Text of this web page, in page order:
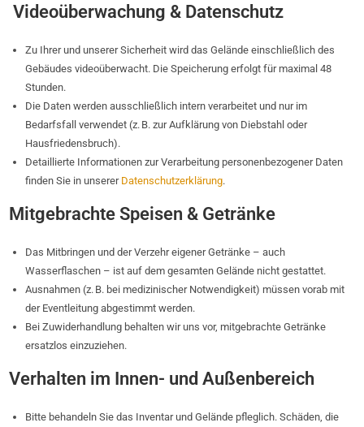
Videoüberwachung & Datenschutz
Zu Ihrer und unserer Sicherheit wird das Gelände einschließlich des
Gebäudes videoüberwacht. Die Speicherung erfolgt für maximal 48
Stunden.
Die Daten werden ausschließlich intern verarbeitet und nur im
Bedarfsfall verwendet (z. B. zur Aufklärung von Diebstahl oder
Hausfriedensbruch).
Detaillierte Informationen zur Verarbeitung personenbezogener Daten
finden Sie in unserer Datenschutzerklärung.
Mitgebrachte Speisen & Getränke
Das Mitbringen und der Verzehr eigener Getränke – auch
Wasserflaschen – ist auf dem gesamten Gelände nicht gestattet.
Ausnahmen (z. B. bei medizinischer Notwendigkeit) müssen vorab mit
der Eventleitung abgestimmt werden.
Bei Zuwiderhandlung behalten wir uns vor, mitgebrachte Getränke
ersatzlos einzuziehen.
Verhalten im Innen- und Außenbereich
Bitte behandeln Sie das Inventar und Gelände pfleglich. Schäden, die